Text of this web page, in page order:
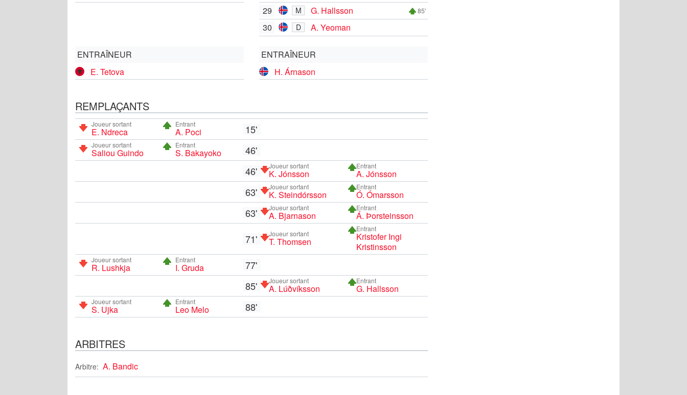
ENTRAÎNEUR
E. Tetova
29
M G. Hallsson 85'
30 D A. Yeoman
ENTRAÎNEUR
H. Árnason
REMPLAÇANTS
Joueur sortant
E. Ndreca
Entrant
A. Poci 15'
Joueur sortant
Saliou Guindo
Entrant
S. Bakayoko
46'
46'
Joueur sortant
K. Jónsson
Entrant
A. Jónsson
63' Joueur sortant
K. Steindórsson
Entrant
Ó. Ómarsson
63' Joueur sortant
A. Bjarnason
Entrant
Á. Þorsteinsson
71' Joueur sortant
T. Thomsen
Entrant
Kristofer Ingi
Kristinsson
Joueur sortant
R. Lushkja
Entrant
I. Gruda
77'
85'
Joueur sortant
A. Lúðvíksson
Entrant
G. Hallsson
Joueur sortant
S. Ujka
Entrant
Leo Melo 88'
ARBITRES
Arbitre: A. Bandic